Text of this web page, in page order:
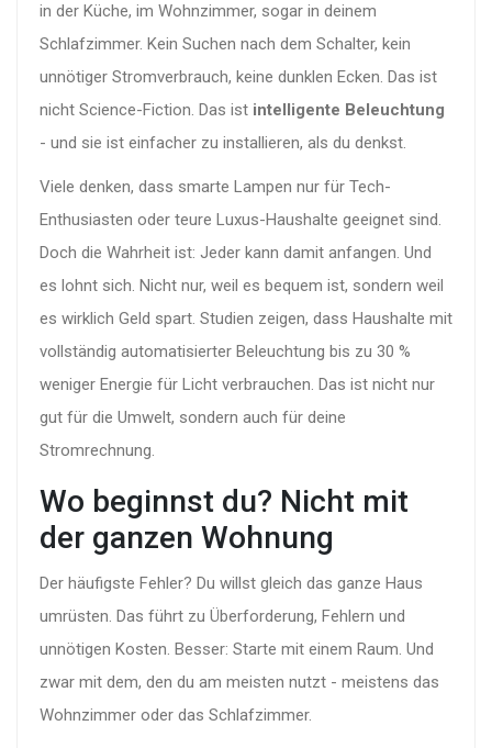
in der Küche, im Wohnzimmer, sogar in deinem
Schlafzimmer. Kein Suchen nach dem Schalter, kein
unnötiger Stromverbrauch, keine dunklen Ecken. Das ist
nicht Science-Fiction. Das ist intelligente Beleuchtung
- und sie ist einfacher zu installieren, als du denkst.
Viele denken, dass smarte Lampen nur für Tech-
Enthusiasten oder teure Luxus-Haushalte geeignet sind.
Doch die Wahrheit ist: Jeder kann damit anfangen. Und
es lohnt sich. Nicht nur, weil es bequem ist, sondern weil
es wirklich Geld spart. Studien zeigen, dass Haushalte mit
vollständig automatisierter Beleuchtung bis zu 30 %
weniger Energie für Licht verbrauchen. Das ist nicht nur
gut für die Umwelt, sondern auch für deine
Stromrechnung.
Wo beginnst du? Nicht mit
der ganzen Wohnung
Der häufigste Fehler? Du willst gleich das ganze Haus
umrüsten. Das führt zu Überforderung, Fehlern und
unnötigen Kosten. Besser: Starte mit einem Raum. Und
zwar mit dem, den du am meisten nutzt - meistens das
Wohnzimmer oder das Schlafzimmer.